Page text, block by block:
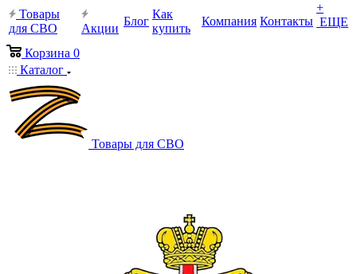
Товары
для СВО
Акции
Блог
Как
купить
Компания Контакты
+
ЕЩЕ
Корзина 0
Каталог
Товары для СВО